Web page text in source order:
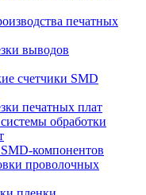
печатных
выводов
счетчики SMD
печатных плат
обработки
компонентов
проволочных